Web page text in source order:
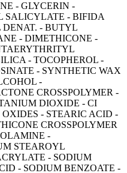
- GLYCERIN -
SALICYLATE - BIFIDA
DENAT. - BUTYL
- DIMETHICONE -
- TOCOPHEROL -
- SYNTHETIC WAX
-
CROSSPOLYMER -
DIOXIDE - CI
OXIDES - STEARIC ACID -
CROSSPOLYMER
-
STEAROYL
- SODIUM
- SODIUM BENZOATE -